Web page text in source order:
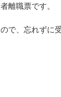
離職票です。
で、忘れずに